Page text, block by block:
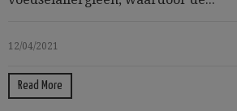
12/04/2021
Read More